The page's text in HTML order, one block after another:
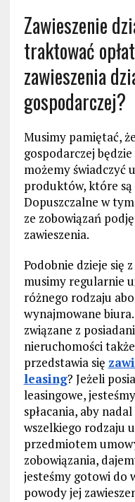
Zawieszenie
traktować
zawieszenia
gospodarczej?
Musimy pamiętać,
gospodarczej
możemy świadczyć
produktów, które
Dopuszczalne w
ze zobowiązań
zawieszenia.
Podobnie dzieje się
musimy regularnie
różnego rodzaju
wynajmowane
związane z
nieruchomości
przedstawia się
leasing? Jeżeli
leasingowe,
spłacania, aby
wszelkiego rodzaju
przedmiotem
zobowiązania,
jesteśmy gotowi do
powody jej